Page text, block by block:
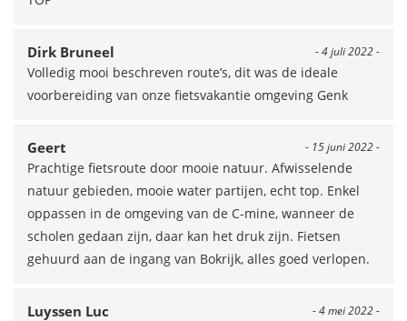
- 4 juli 2022 -
Dirk Bruneel
Volledig mooi beschreven route’s, dit was de ideale
voorbereiding van onze fietsvakantie omgeving Genk
- 15 juni 2022 -
Geert
Prachtige fietsroute door mooie natuur. Afwisselende
natuur gebieden, mooie water partijen, echt top. Enkel
oppassen in de omgeving van de C-mine, wanneer de
scholen gedaan zijn, daar kan het druk zijn. Fietsen
gehuurd aan de ingang van Bokrijk, alles goed verlopen.
- 4 mei 2022 -
Luyssen Luc